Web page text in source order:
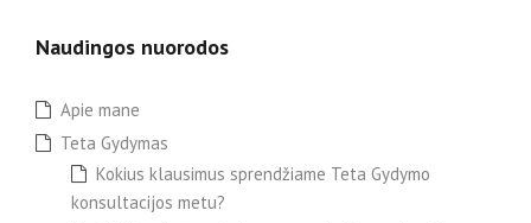
Naudingos nuorodos
Apie mane
Teta Gydymas
Kokius klausimus sprendžiame Teta Gydymo
konsultacijos metu?